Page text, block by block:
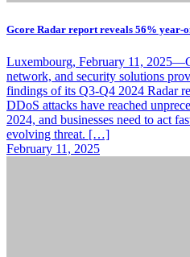
Gcore Radar report reveals 56% year-
Luxembourg, February 11,
network, and security solutions
findings of its Q3-Q4 2024 Radar
DDoS attacks have reached
2024, and businesses need to act
evolving threat. […]
February 11, 2025